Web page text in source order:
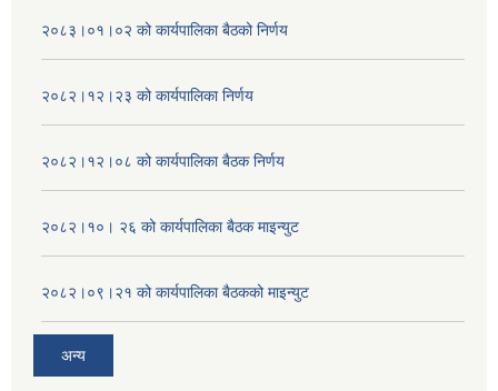
२०८३।०१।०२ को कार्यपालिका बैठको निर्णय
२०८२।१२।२३ को कार्यपालिका निर्णय
२०८२।१२।०८ को कार्यपालिका बैठक निर्णय
२०८२।१०। २६ को कार्यपालिका बैठक माइन्युट
२०८२।०९।२१ को कार्यपालिका बैठकको माइन्युट
अन्य